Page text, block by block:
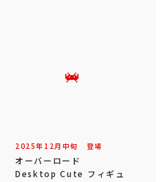
2025年 12 月 中旬 登場
オーバーロード
Desktop Cute フィギュ